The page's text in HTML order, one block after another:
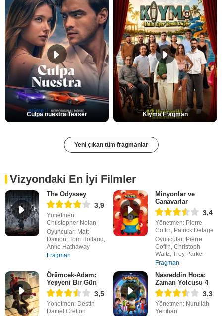
Culpa nuestra Teaser Kıyma Fragman
Yeni çıkan tüm fragmanlar
Vizyondaki En İyi Filmler
The Odyssey
3,9
Yönetmen:
Christopher Nolan
Oyuncular: Matt
Damon, Tom Holland,
Anne Hathaway
Fragman
Minyonlar ve
Canavarlar
3,4
Yönetmen: Pierre
Coffin, Patrick Delage
Oyuncular: Pierre
Coffin, Christoph
Waltz, Trey Parker
Fragman
Örümcek-Adam:
Yepyeni Bir Gün
3,5
Yönetmen: Destin
Daniel Cretton
Nasreddin Hoca:
Zaman Yolcusu 4
3,3
Yönetmen: Nurullah
Yenihan